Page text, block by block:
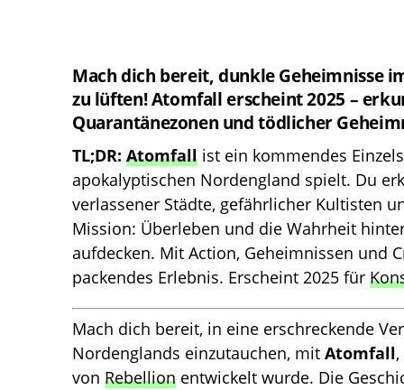
Mach dich bereit, dunkle Geheimnisse
zu lüften! Atomfall erscheint 2025 –
Quarantänezonen und tödlicher
TL;DR: Atomfall ist ein kommendes
apokalyptischen Nordengland spielt. Du
verlassener Städte, gefährlicher Kultisten
Mission: Überleben und die Wahrheit
aufdecken. Mit Action, Geheimnissen und
packendes Erlebnis. Erscheint 2025 für
Mach dich bereit, in eine erschreckende
Nordenglands einzutauchen, mit Atomfall
von Rebellion entwickelt wurde. Die